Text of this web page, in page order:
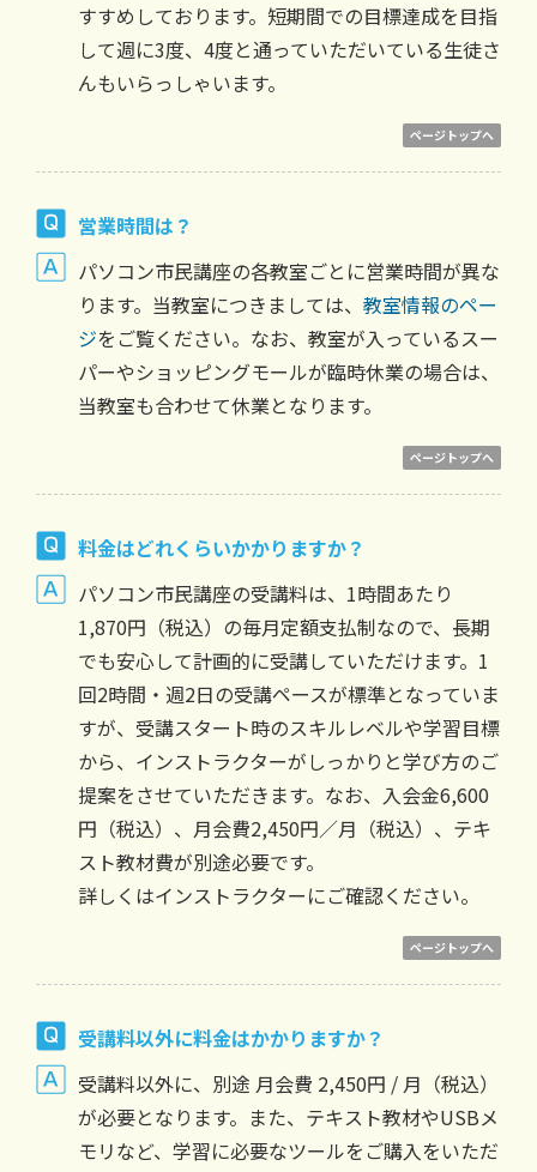
すすめしております。短期間での目標達成を目指
して週に3度、4度と通っていただいている生徒さ
んもいらっしゃいます。
ページトップへ
営業時間は？
パソコン市民講座の各教室ごとに営業時間が異な
ります。当教室につきましては、 教室情報のペー
ジをご覧ください。なお、教室が入っているスー
パーやショッピングモールが臨時休業の場合は、
当教室も合わせて休業となります。
ページトップへ
料金はどれくらいかかりますか？
パソコン市民講座の受講料は、1時間あたり
1,870円（税込）の毎月定額支払制なので、長期
でも安心して計画的に受講していただけます。1
回2時間・週2日の受講ペースが標準となっていま
すが、受講スタート時のスキルレベルや学習目標
から、インストラクターがしっかりと学び方のご
提案をさせていただきます。なお、入会金6,600
円（税込）、月会費2,450円／月（税込）、テキ
スト教材費が別途必要です。
詳しくはインストラクターにご確認ください。
ページトップへ
受講料以外に料金はかかりますか？
受講料以外に、別途 月会費 2,450円 / 月（税込）
が必要となります。また、テキスト教材やUSBメ
モリなど、学習に必要なツールをご購入をいただ